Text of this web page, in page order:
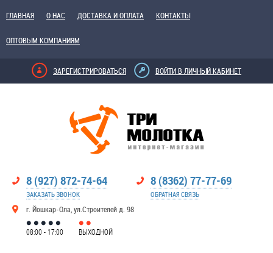
ГЛАВНАЯ О НАС ДОСТАВКА И ОПЛАТА КОНТАКТЫ
ОПТОВЫМ КОМПАНИЯМ
ЗАРЕГИСТРИРОВАТЬСЯ ВОЙТИ В ЛИЧНЫЙ КАБИНЕТ
8 (927) 872-74-64
ЗАКАЗАТЬ ЗВОНОК
г. Йошкар-Ола, ул.Строителей д. 98
8 (8362) 77-77-69
ОБРАТНАЯ СВЯЗЬ
08:00 - 17:00 ВЫХОДНОЙ